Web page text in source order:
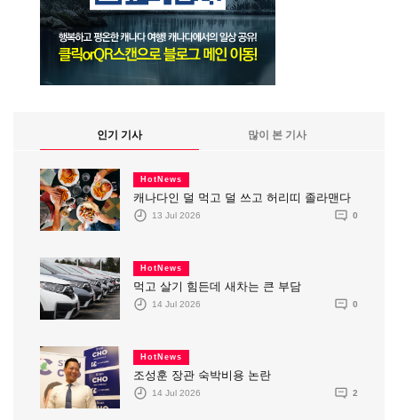
인기 기사 많이 본 기사
HotNews
캐나다인 덜 먹고 덜 쓰고 허리띠 졸라맨다
13 Jul 2026 0
HotNews
먹고 살기 힘든데 새차는 큰 부담
14 Jul 2026 0
HotNews
조성훈 장관 숙박비용 논란
14 Jul 2026 2